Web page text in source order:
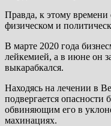
Правда, к этому времени
физическом и
В марте 2020 года
лейкемией, а в июне он
выкарабкался.
Находясь на лечении в
подвергается
обвиняющим его в
махинациях.